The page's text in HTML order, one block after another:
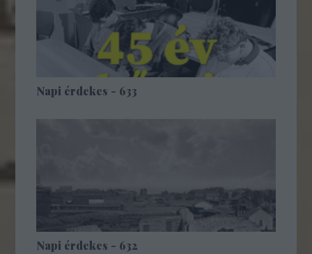
Napi érdekes - 633
Napi érdekes - 632